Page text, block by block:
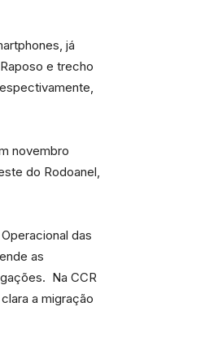
já
e trecho
novembro
do Rodoanel,
das
as
Na CCR
a migração